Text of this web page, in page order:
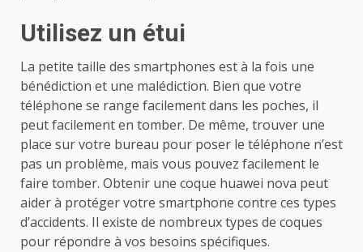
Utilisez un étui
La petite taille des smartphones est à la fois une
bénédiction et une malédiction. Bien que votre
téléphone se range facilement dans les poches, il
peut facilement en tomber. De même, trouver une
place sur votre bureau pour poser le téléphone n’est
pas un problème, mais vous pouvez facilement le
faire tomber. Obtenir une coque huawei nova peut
aider à protéger votre smartphone contre ces types
d’accidents. Il existe de nombreux types de coques
pour répondre à vos besoins spécifiques.